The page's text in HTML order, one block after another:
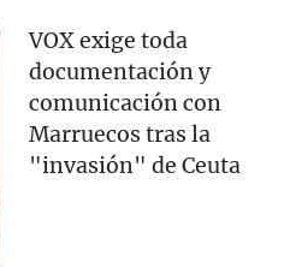
VOX exige toda
documentación y
comunicación con
Marruecos tras la
"invasión" de Ceuta